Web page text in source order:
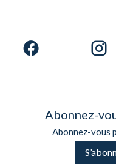
Abonnez-
Abonnez-vous